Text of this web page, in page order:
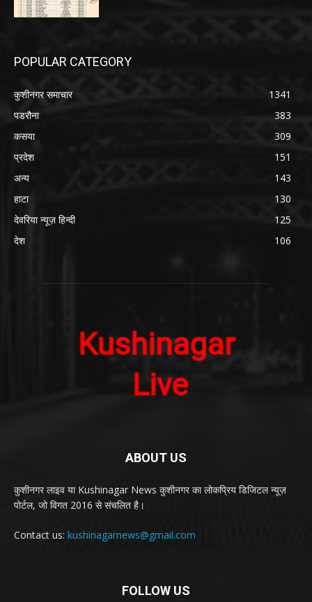
POPULAR CATEGORY
कुशीनगर समाचार
1341
पडरौना
383
कसया
309
प्रदेश
151
अन्य
143
हाटा
130
देवरिया न्यूज़ हिन्दी
125
देश
106
ABOUT US
कुशीनगर लाइव या Kushinagar News कुशीनगर का लोकप्रिय डिजिटल न्यूज़
पोर्टल, जो विगत 2016 से संचलित है।
Contact us: kushinagarnews@gmail.com
FOLLOW US